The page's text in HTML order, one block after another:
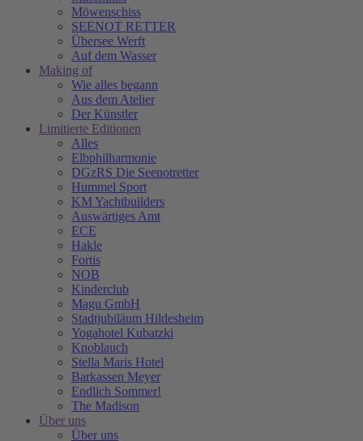
Möwenschiss
SEENOT RETTER
Übersee Werft
Auf dem Wasser
Making of
Wie alles begann
Aus dem Atelier
Der Künstler
Limitierte Editionen
Alles
Elbphilharmonie
DGzRS Die Seenotretter
Hummel Sport
KM Yachtbuilders
Auswärtiges Amt
ECE
Hakle
Fortis
NOB
Kinderclub
Magu GmbH
Stadtjubiläum Hildesheim
Yogahotel Kubatzki
Knoblauch
Stella Maris Hotel
Barkassen Meyer
Endlich Sommer!
The Madison
Über uns
Über uns